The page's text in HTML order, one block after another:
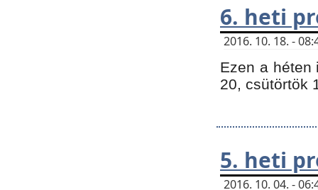
6. heti
2016. 10. 18. -
Ezen a héten
20, csütörtök
5. heti
2016. 10. 04. -